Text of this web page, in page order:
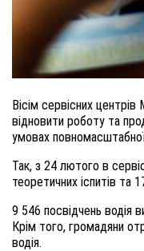
Вісім сервісних
відновити роботу та
умовах повномасштабної
Так, з 24 лютого в
теоретичних іспитів та
9 546 посвідчень водія
Крім того, громадяни
водія.